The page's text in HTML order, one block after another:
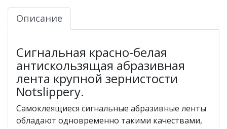
Описание
Сигнальная красно-белая
антискользящая абразивная
лента крупной зернистости
Notslippery.
Самоклеящиеся сигнальные абразивные ленты
обладают одновременно такими качествами,